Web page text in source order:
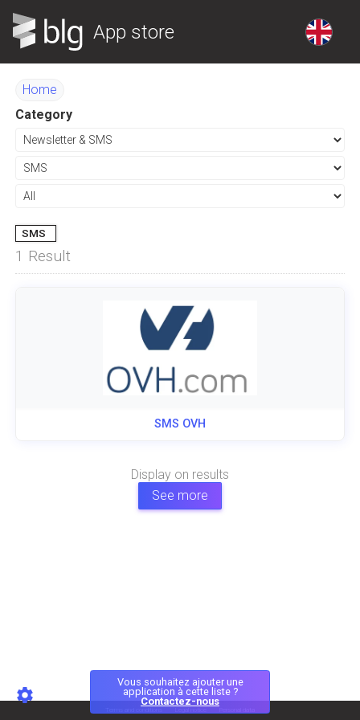
App store
Vous souhaitez ajouter une
application à cette liste ?
Contactez-nous
Home
Category
SMS
1 Result
SMS OVH
Display on results
See more